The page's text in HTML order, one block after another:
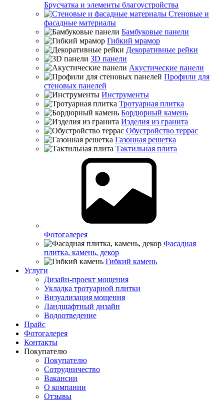
Брусчатка и элементы благоустройства
Стеновые и
фасадные материалы
Бамбуковые панели
Гибкий мрамор
Декоративные рейки
3D панели
Акустические панели
Профили для
стеновых панелей
Инструменты
Тротуарная плитка
Бордюрный камень
Изделия из гранита
Обустройство террас
Газонная решетка
Тактильная плита
Фотогалерея
Фасадная
плитка, камень, декор
Гибкий камень
Услуги
Дизайн-проект мощения
Укладка тротуарной плитки
Визуализация мощения
Ландшафтный дизайн
Водоотведение
Прайс
Фотогалерея
Контакты
Покупателю
Покупателю
Сотрудничество
Вакансии
О компании
Отзывы